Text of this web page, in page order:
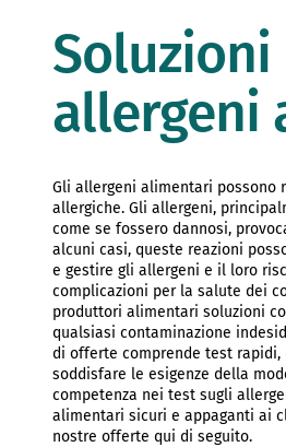
allergeni
Gli allergeni alimentari possono
allergiche. Gli allergeni,
come se fossero dannosi,
alcuni casi, queste reazioni
e gestire gli allergeni e il loro
complicazioni per la salute dei
produttori alimentari soluzioni
qualsiasi contaminazione
di offerte comprende test
soddisfare le esigenze della
competenza nei test sugli
alimentari sicuri e appaganti ai
nostre offerte qui di seguito.